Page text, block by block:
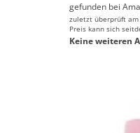
gefunden bei
zuletzt überprüft
Preis kann sich
Keine weiteren